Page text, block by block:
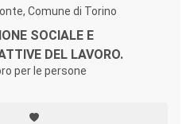
Comune di Torino
SOCIALE E
DEL LAVORO.
per le persone